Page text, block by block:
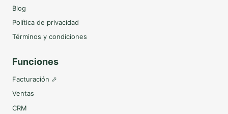
Blog
Política de privacidad
Términos y condiciones
Funciones
Facturación ⬀
Ventas
CRM